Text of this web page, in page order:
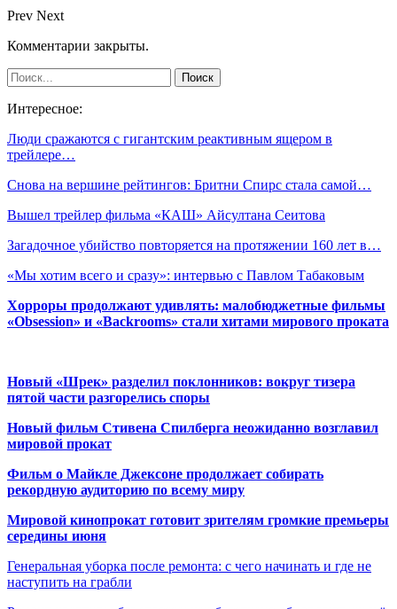
Prev Next
Комментарии закрыты.
Интересное:
Люди сражаются с гигантским реактивным ящером в
трейлере…
Снова на вершине рейтингов: Бритни Спирс стала самой…
Вышел трейлер фильма «КАШ» Айсултана Сеитова
Загадочное убийство повторяется на протяжении 160 лет в…
«Мы хотим всего и сразу»: интервью с Павлом Табаковым
Хорроры продолжают удивлять: малобюджетные фильмы
«Obsession» и «Backrooms» стали хитами мирового проката
Новый «Шрек» разделил поклонников: вокруг тизера
пятой части разгорелись споры
Новый фильм Стивена Спилберга неожиданно возглавил
мировой прокат
Фильм о Майкле Джексоне продолжает собирать
рекордную аудиторию по всему миру
Мировой кинопрокат готовит зрителям громкие премьеры
середины июня
Генеральная уборка после ремонта: с чего начинать и где не
наступить на грабли